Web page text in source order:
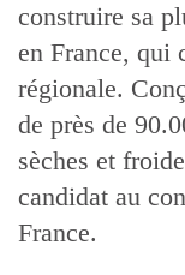
construire sa
en France, qui
régionale.
de près de
sèches et
candidat au
France.